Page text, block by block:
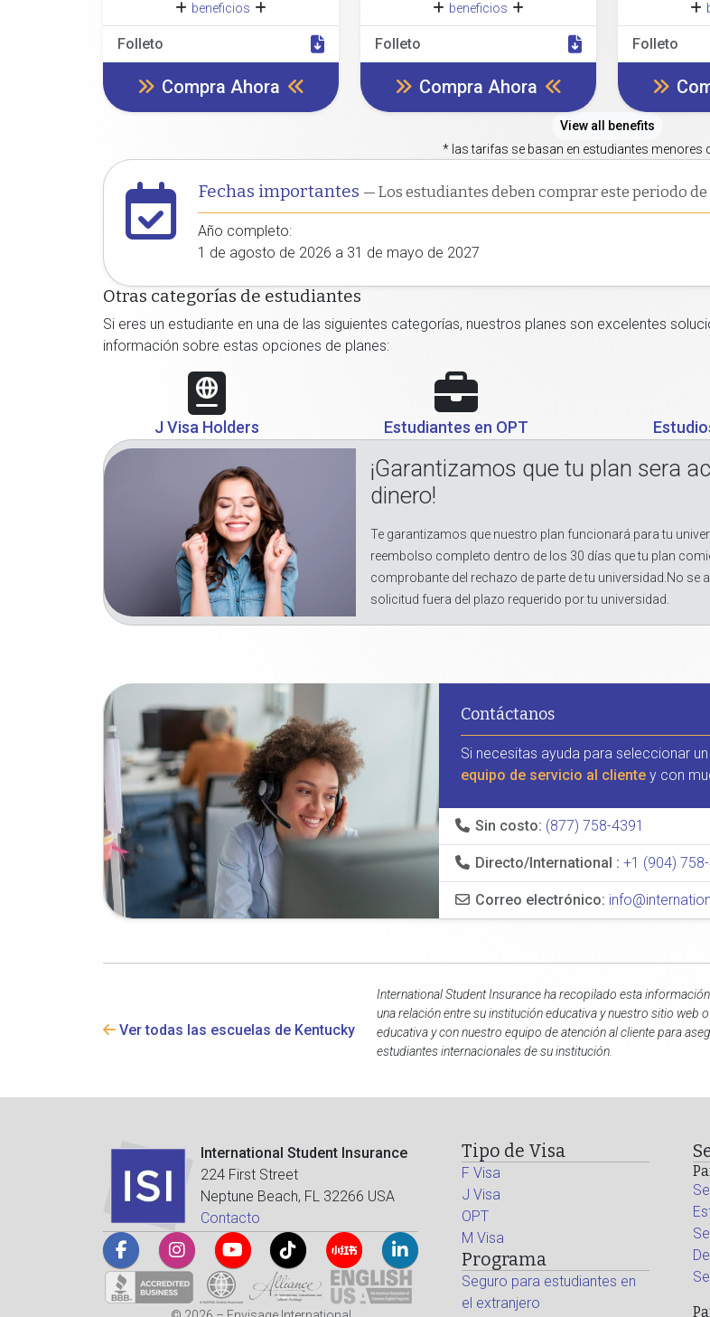
beneficios
Folleto
Compra Ahora
beneficios
Folleto
Compra Ahora
Folleto
View all benefits
* las tarifas se basan en estudiantes menores
Fechas importantes — Los estudiantes deben comprar este periodo
Año completo:
1 de agosto de 2026 a 31 de mayo de 2027
Otras categorías de estudiantes
Si eres un estudiante en una de las siguientes categorías, nuestros planes son excelentes
información sobre estas opciones de planes:
J Visa Holders Estudiantes en OPT
¡Garantizamos que tu plan sera
dinero!
Te garantizamos que nuestro plan funcionará para tu
reembolso completo dentro de los 30 días que tu plan
comprobante del rechazo de parte de tu universidad.No
solicitud fuera del plazo requerido por tu universidad.
Contáctanos
Si necesitas ayuda para seleccionar
equipo de servicio al cliente y con
Sin costo: (877) 758-4391
Directo/International : +1 (904)
Correo electrónico:
Ver todas las escuelas de Kentucky
International Student Insurance ha recopilado esta
una relación entre su institución educativa y nuestro sitio
educativa y con nuestro equipo de atención al cliente para
estudiantes internacionales de su institución.
International Student Insurance
224 First Street
Neptune Beach, FL 32266 USA
Contacto
Tipo de Visa
F Visa
J Visa
OPT
M Visa
Programa
Seguro para estudiantes en
el extranjero